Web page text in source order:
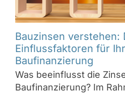
Bauzinsen verstehen:
Einflussfaktoren für
Baufinanzierung
Was beeinflusst die
Baufinanzierung? Im